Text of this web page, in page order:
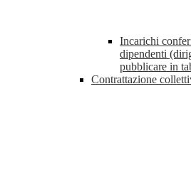
Incarichi
dipendenti
pubblicare in
Contrattazione